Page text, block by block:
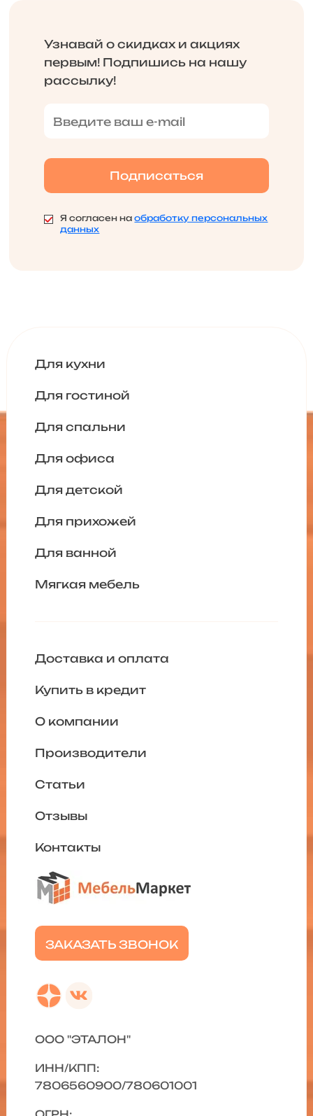
Узнавай о скидках и акциях
первым! Подпишись на нашу
рассылку!
Я согласен наобработку персональных
данных
Для кухни
Для гостиной
Для спальни
Для офиса
Для детской
Для прихожей
Для ванной
Мягкая мебель
ЗАКАЗАТЬ ЗВОНОК
Доставка и оплата
Купить в кредит
О компании
Производители
Статьи
Отзывы
Контакты
ООО "ЭТАЛОН"
ИНН/КПП:
7806560900/780601001